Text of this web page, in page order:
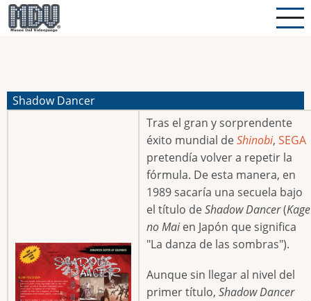
Pasar
al
Shadow Dancer
Tras el gran y sorprendente
éxito mundial deShinobi, SEGA
pretendía volver a repetir la
fórmula. De esta manera, en
1989 sacaría una secuela bajo
el título deShadow Dancer(Kage
no Maien Japón que significa
"La danza de las sombras").
Aunque sin llegar al nivel del
primer título, Shadow Dancer